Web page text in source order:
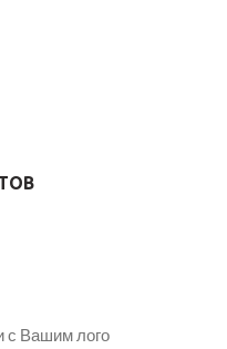
с Вашим лого